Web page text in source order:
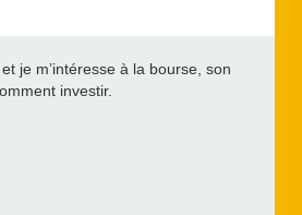
je m’intéresse à la bourse, son
investir.